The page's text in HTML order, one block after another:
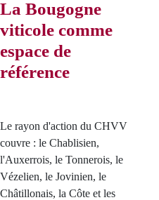
La Bougogne
viticole comme
espace de
référence
Le rayon d'action du CHVV
couvre : le Chablisien,
l'Auxerrois, le Tonnerois, le
Vézelien, le Jovinien, le
Châtillonais, la Côte et les